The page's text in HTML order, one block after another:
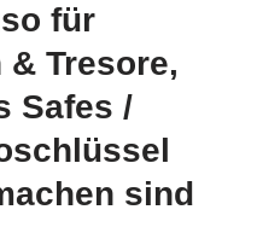
für
Tresore,
Safes /
sind